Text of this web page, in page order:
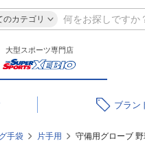
のカテゴリ
大型スポーツ専門店
ブラン
手袋 片手用 守備用グローブ